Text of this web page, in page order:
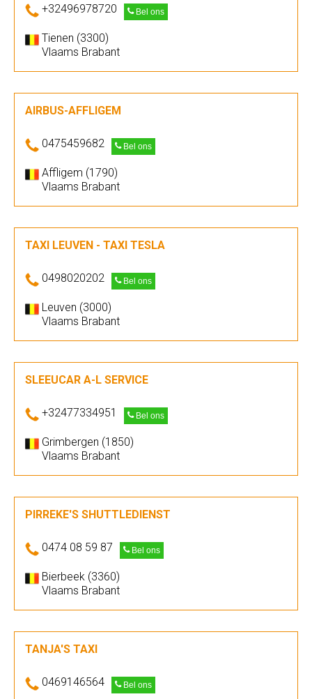
+32496978720 Bel ons
Tienen (3300)
Vlaams Brabant
AIRBUS-AFFLIGEM
0475459682 Bel ons
Affligem (1790)
Vlaams Brabant
TAXI LEUVEN - TAXI TESLA
0498020202 Bel ons
Leuven (3000)
Vlaams Brabant
SLEEUCAR A-L SERVICE
+32477334951 Bel ons
Grimbergen (1850)
Vlaams Brabant
PIRREKE'S SHUTTLEDIENST
0474 08 59 87 Bel ons
Bierbeek (3360)
Vlaams Brabant
TANJA'S TAXI
0469146564 Bel ons